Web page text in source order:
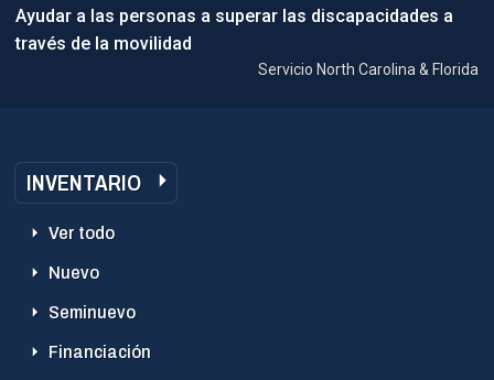
Ayudar a las personas a superar las discapacidades a
través de la movilidad
Servicio North Carolina & Florida
INVENTARIO
Ver todo
Nuevo
Seminuevo
Financiación